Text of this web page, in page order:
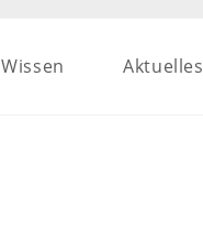
Wissen Aktuelles